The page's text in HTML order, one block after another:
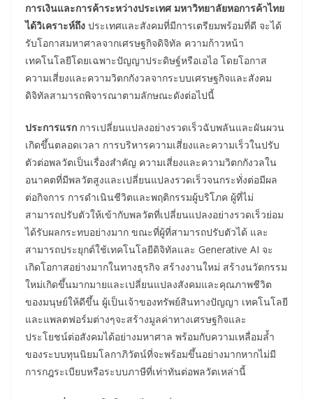
การเงินและการค้าระหว่างประเทศ มหาวิทยาลัยหอการค้าไทย
ได้วิเคราะห์ถึง ประเทศและสังคมที่มีการเตรียมพร้อมที่ดี จะได้
รับโอกาสมหาศาลจากเศรษฐกิจดิจิทัล ความก้าวหน้า
เทคโนโลยีโดยเฉพาะปัญญาประดิษฐ์หรือเอไอ โดยโอกาส
ความเสี่ยงและความวิตกกังวลจากระบบเศรษฐกิจและสังคม
ดิจิทัลสามารถพิจารณาตามลักษณะดังต่อไปนี้
ประการแรก การเปลี่ยนแปลงอย่างรวดเร็วฉับพลันและผันผวน
เกิดขึ้นตลอดเวลา การบริหารความเสี่ยงและความเร็วในปรับ
ตัวต่อพลวัตเป็นเรื่องสำคัญ ความเสี่ยงและความวิตกกังวลใน
อนาคตที่มีพลวัตสูงและเปลี่ยนแปลงรวดเร็วจนกระทั่งต่อมีผล
ต่อกิจการ การดำเนินชีวิตและพฤติกรรมผู้บริโภค ผู้ที่ไม่
สามารถปรับตัวให้เข้ากับพลวัตที่เปลี่ยนแปลงอย่างรวดเร็วย่อม
ได้รับผลกระทบอย่างมาก ขณะที่ผู้ที่สามารถปรับตัวได้ และ
สามารถประยุกต์ใช้เทคโนโลยีดิจิทัลและ Generative AI จะ
เกิดโอกาสอย่างมากในทางธุรกิจ สร้างงานใหม่ สร้างนวัตกรรม
ใหม่เกิดขึ้นมากมายและเปลี่ยนแปลงสังคมและคุณภาพชีวิต
ของมนุษย์ให้ดีขึ้น ผู้เป็นเจ้าของทรัพย์สินทางปัญญา เทคโนโลยี
และแพลตฟอร์มต่างๆจะสร้างมูลค่าทางเศรษฐกิจและ
ประโยชน์ต่อสังคมได้อย่างมหาศาล พร้อมกับความเหลื่อมล้ำ
ของระบบทุนนิยมโลกาภิวัตน์ที่จะพร้อมขึ้นอย่างมากหากไม่มี
การกฎระเบียบหรือระบบภาษีที่เท่าทันต่อพลวัตเหล่านี้